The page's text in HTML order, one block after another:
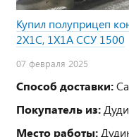
Купил полуприцеп
2Х1С, 1Х1А ССУ 1500
07 февраля 2025
Способ доставки:
Покупатель из:
Место работы: